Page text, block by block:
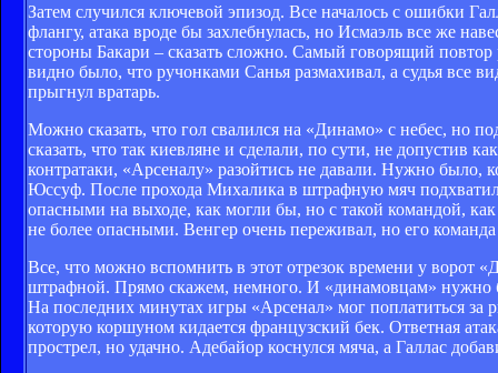
Затем случился ключевой эпизод. Все началось с ошибки
флангу, атака вроде бы захлебнулась, но Исмаэль все же
стороны Бакари – сказать сложно. Самый говорящий
видно было, что ручонками Санья размахивал, а судья все
прыгнул вратарь.
Можно сказать, что гол свалился на «Динамо» с небес, но
сказать, что так киевляне и сделали, по сути, не допустив
контратаки, «Арсеналу» разойтись не давали. Нужно
Юссуф. После прохода Михалика в штрафную мяч
опасными на выходе, как могли бы, но с такой командой,
не более опасными. Венгер очень переживал, но его
Все, что можно вспомнить в этот отрезок времени у ворот
штрафной. Прямо скажем, немного. И «динамовцам» нужно
На последних минутах игры «Арсенал» мог поплатиться за
которую коршуном кидается французский бек. Ответная
прострел, но удачно. Адебайор коснулся мяча, а Галлас